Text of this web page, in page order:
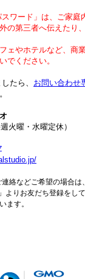
ワード」は、ご家庭
の第三者へ伝えたり
ェやホテルなど、商
でください。
たら、 お問い合わせ
火曜・水曜定休）
絡などご希望の場合は
りお友だち登録をして
ます。